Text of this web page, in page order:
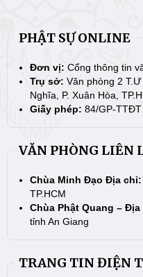
PHẬT SỰ ONLINE
Đơn vị: Cổng thông tin
Trụ sở: Văn phòng 2
Nghĩa, P. Xuân Hòa,
Giấy phép: 84/GP-
VĂN PHÒNG LIÊN
Chùa Minh Đạo Địa chỉ:
TP.HCM
Chùa Phật Quang – Địa
tỉnh An Giang
TRANG TIN ĐIỆN